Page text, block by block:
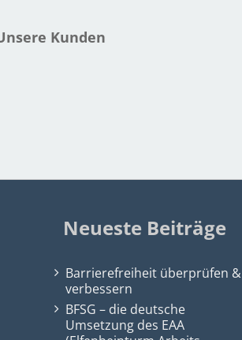
Kunden
Neueste Beiträge
Barrierefreiheit überprüfen &
verbessern
BFSG – die deutsche
Umsetzung des EAA